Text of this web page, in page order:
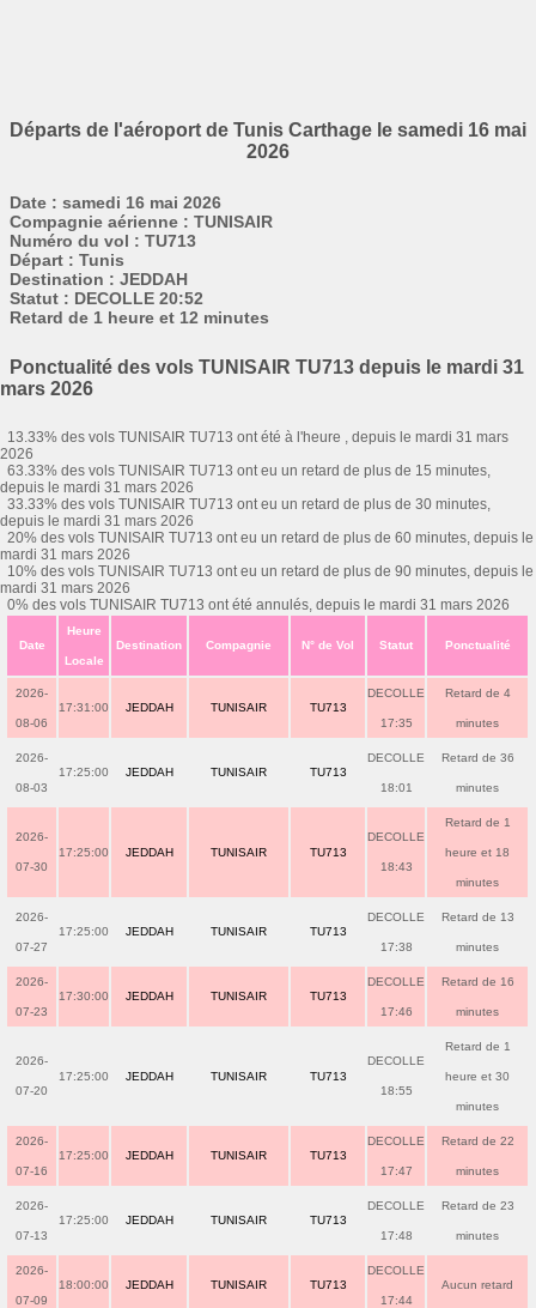
Départs de l'aéroport de Tunis Carthage le samedi 16 mai
2026
Date : samedi 16 mai 2026
Compagnie aérienne : TUNISAIR
Numéro du vol : TU713
Départ : Tunis
Destination : JEDDAH
Statut : DECOLLE 20:52
Retard de 1 heure et 12 minutes
Ponctualité des vols TUNISAIR TU713 depuis le mardi 31
mars 2026
13.33% des vols TUNISAIR TU713 ont été à l'heure , depuis le mardi 31 mars
2026
63.33% des vols TUNISAIR TU713 ont eu un retard de plus de 15 minutes,
depuis le mardi 31 mars 2026
33.33% des vols TUNISAIR TU713 ont eu un retard de plus de 30 minutes,
depuis le mardi 31 mars 2026
20% des vols TUNISAIR TU713 ont eu un retard de plus de 60 minutes, depuis le
mardi 31 mars 2026
10% des vols TUNISAIR TU713 ont eu un retard de plus de 90 minutes, depuis le
mardi 31 mars 2026
0% des vols TUNISAIR TU713 ont été annulés, depuis le mardi 31 mars 2026
Date
Heure
Locale
Destination Compagnie N° de Vol Statut Ponctualité
2026-
08-06
17:31:00 JEDDAH TUNISAIR TU713
DECOLLE
17:35
Retard de 4
minutes
2026-
08-03
17:25:00 JEDDAH TUNISAIR TU713
DECOLLE
18:01
Retard de 36
minutes
2026-
07-30
17:25:00 JEDDAH TUNISAIR TU713
DECOLLE
18:43
Retard de 1
heure et 18
minutes
2026-
07-27
17:25:00 JEDDAH TUNISAIR TU713
DECOLLE
17:38
Retard de 13
minutes
2026-
07-23
17:30:00 JEDDAH TUNISAIR TU713
DECOLLE
17:46
Retard de 16
minutes
2026-
07-20
17:25:00 JEDDAH TUNISAIR TU713
DECOLLE
18:55
Retard de 1
heure et 30
minutes
2026-
07-16
17:25:00 JEDDAH TUNISAIR TU713
DECOLLE
17:47
Retard de 22
minutes
2026-
07-13
17:25:00 JEDDAH TUNISAIR TU713
DECOLLE
17:48
Retard de 23
minutes
2026-
07-09
18:00:00 JEDDAH TUNISAIR TU713
DECOLLE
17:44
Aucun retard